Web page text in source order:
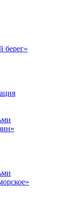
берег»